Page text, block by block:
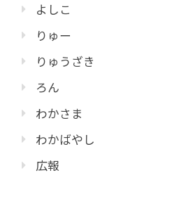
よしこ
りゅー
りゅうざき
ろん
わかさま
わかばやし
広報